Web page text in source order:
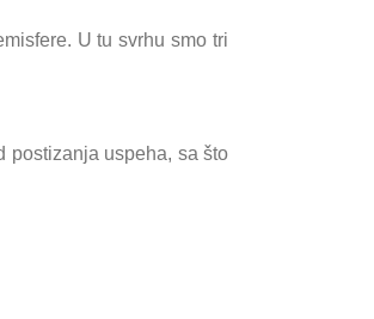
U tu svrhu smo tri
postizanja uspeha, sa što